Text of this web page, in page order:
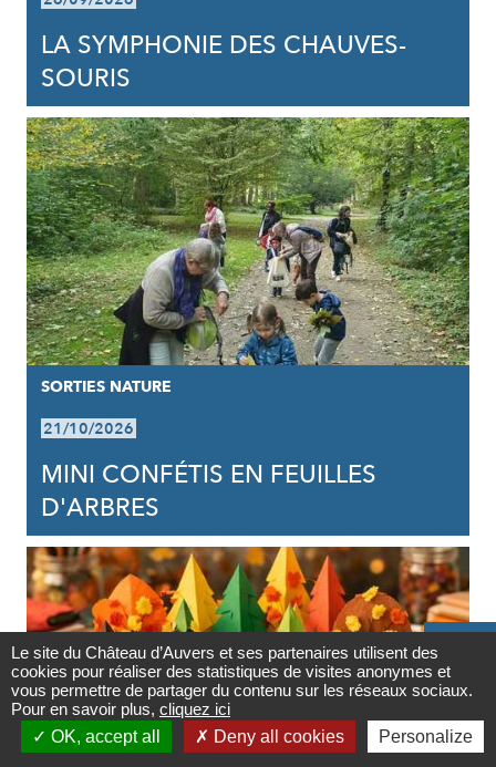
Contact

Newsletter
LA SYMPHONIE DES CHAUVES-
SOURIS
SORTIES NATURE
21/10/2026
MINI CONFÉTIS EN FEUILLES
D'ARBRES
Le site du Château d’Auvers et ses partenaires utilisent des
cookies pour réaliser des statistiques de visites anonymes et
vous permettre de partager du contenu sur les réseaux sociaux.
Pour en savoir plus, cliquez ici
OK, accept all
Deny all cookies Personalize